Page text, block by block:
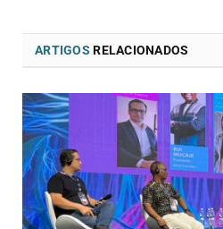
ARTIGOS RELACIONADOS